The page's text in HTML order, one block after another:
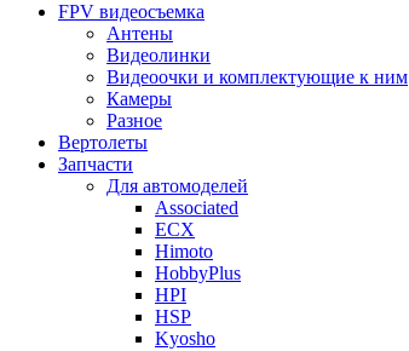
FPV видеосъемка
Антены
Видеолинки
Видеоочки и комплектующие к ним
Камеры
Разное
Вертолеты
Запчасти
Для автомоделей
Associated
ECX
Himoto
HobbyPlus
HPI
HSP
Kyosho